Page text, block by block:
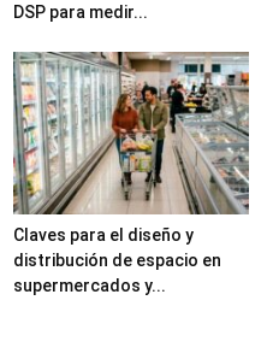
DSP para medir...
Claves para el diseño y
distribución de espacio en
supermercados y...